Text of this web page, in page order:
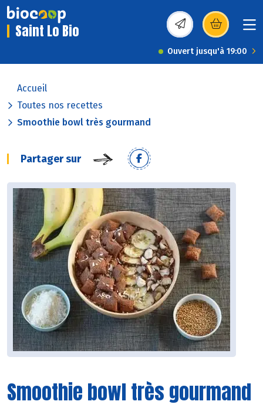
Saint Lo Bio (s’ouvre dans une
Ouvert jusqu'à 19:00
Accueil
Toutes nos recettes
Smoothie bowl très gourmand
Partager sur
Smoothie bowl très gourmand